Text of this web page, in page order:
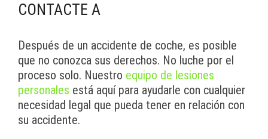
CONTACTE A
Después de un accidente de coche, es posible
que no conozca sus derechos. No luche por el
proceso solo. Nuestro equipo de lesiones
personales está aquí para ayudarle con cualquier
necesidad legal que pueda tener en relación con
su accidente.